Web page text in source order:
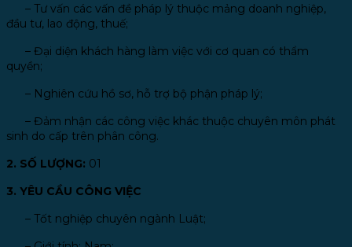
– Tư vấn các vấn đề pháp lý thuộc mảng doanh nghiệp,
đầu tư, lao động, thuế;
– Đại diện khách hàng làm việc với cơ quan có thẩm
quyền;
– Nghiên cứu hồ sơ, hỗ trợ bộ phận pháp lý;
– Đảm nhận các công việc khác thuộc chuyên môn phát
sinh do cấp trên phân công.
2. SỐ LƯỢNG: 01
3. YÊU CẦU CÔNG VIỆC
– Tốt nghiệp chuyên ngành Luật;